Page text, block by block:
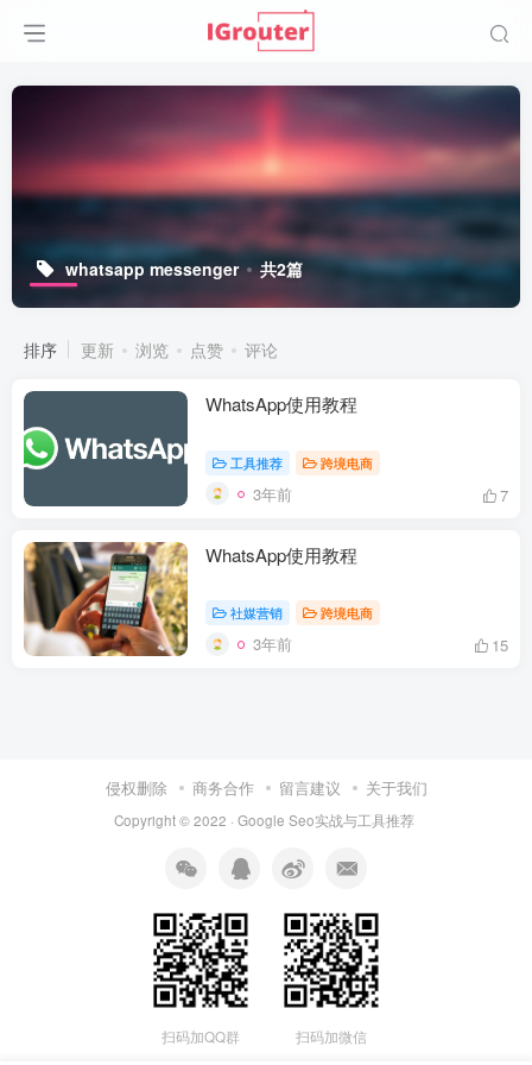
whatsapp messenger 共2篇
排序 更新 浏览 点赞 评论
WhatsApp使用教程
工具推荐 跨境电商
3年前 7
WhatsApp使用教程
社媒营销 跨境电商
3年前 15
侵权删除 商务合作 留言建议 关于我们
Copyright © 2022 · Google Seo实战与工具推荐
扫码加QQ群 扫码加微信